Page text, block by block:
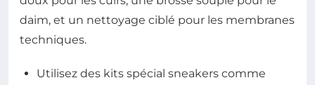
daim, et un nettoyage ciblé pour les membranes
techniques.
Utilisez des kits spécial sneakers comme